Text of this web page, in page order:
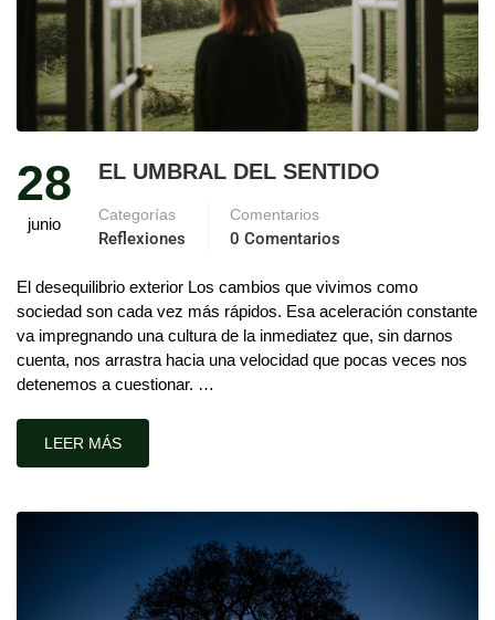
28
junio
EL UMBRAL DEL SENTIDO
Categorías
Reflexiones
Comentarios
0 Comentarios
El desequilibrio exterior Los cambios que vivimos como
sociedad son cada vez más rápidos. Esa aceleración constante
va impregnando una cultura de la inmediatez que, sin darnos
cuenta, nos arrastra hacia una velocidad que pocas veces nos
detenemos a cuestionar. …
LEER MÁS